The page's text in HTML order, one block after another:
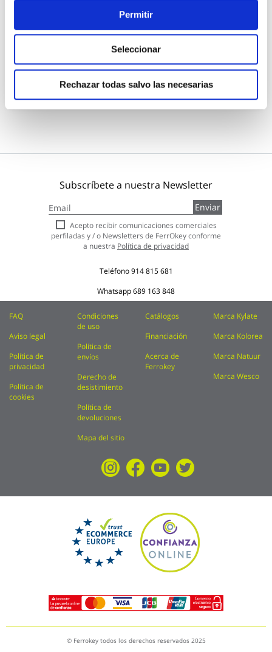
Permitir
Seleccionar
Rechazar todas salvo las necesarias
Bupisa
28,25 €
Añadir al carrito
Subscríbete a nuestra Newsletter
a
nuestro
boletín
de
Enviar
Acepto recibir comunicaciones comerciales
perfiladas y / o Newsletters de FerrOkey conforme
a nuestra Política de privacidad
Teléfono914 815 681
Whatsapp689 163 848
FAQ
Aviso legal
Política de
privacidad
Política de
cookies
Condiciones
de uso
Política de
envíos
Derecho de
desistimiento
Política de
devoluciones
Mapa del sitio
Catálogos
Financiación
Acerca de
Ferrokey
Marca Kylate
Marca Kolorea
Marca Natuur
Marca Wesco
© Ferrokey todos los derechos reservados 2025